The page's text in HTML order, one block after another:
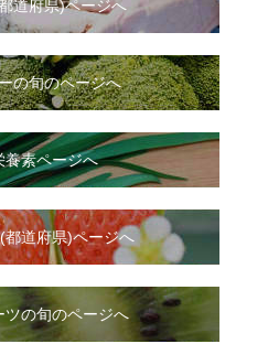
道府県)ページへ
の旬のページへ
養素ページへ
都道府県)ページへ
ツの旬のページへ